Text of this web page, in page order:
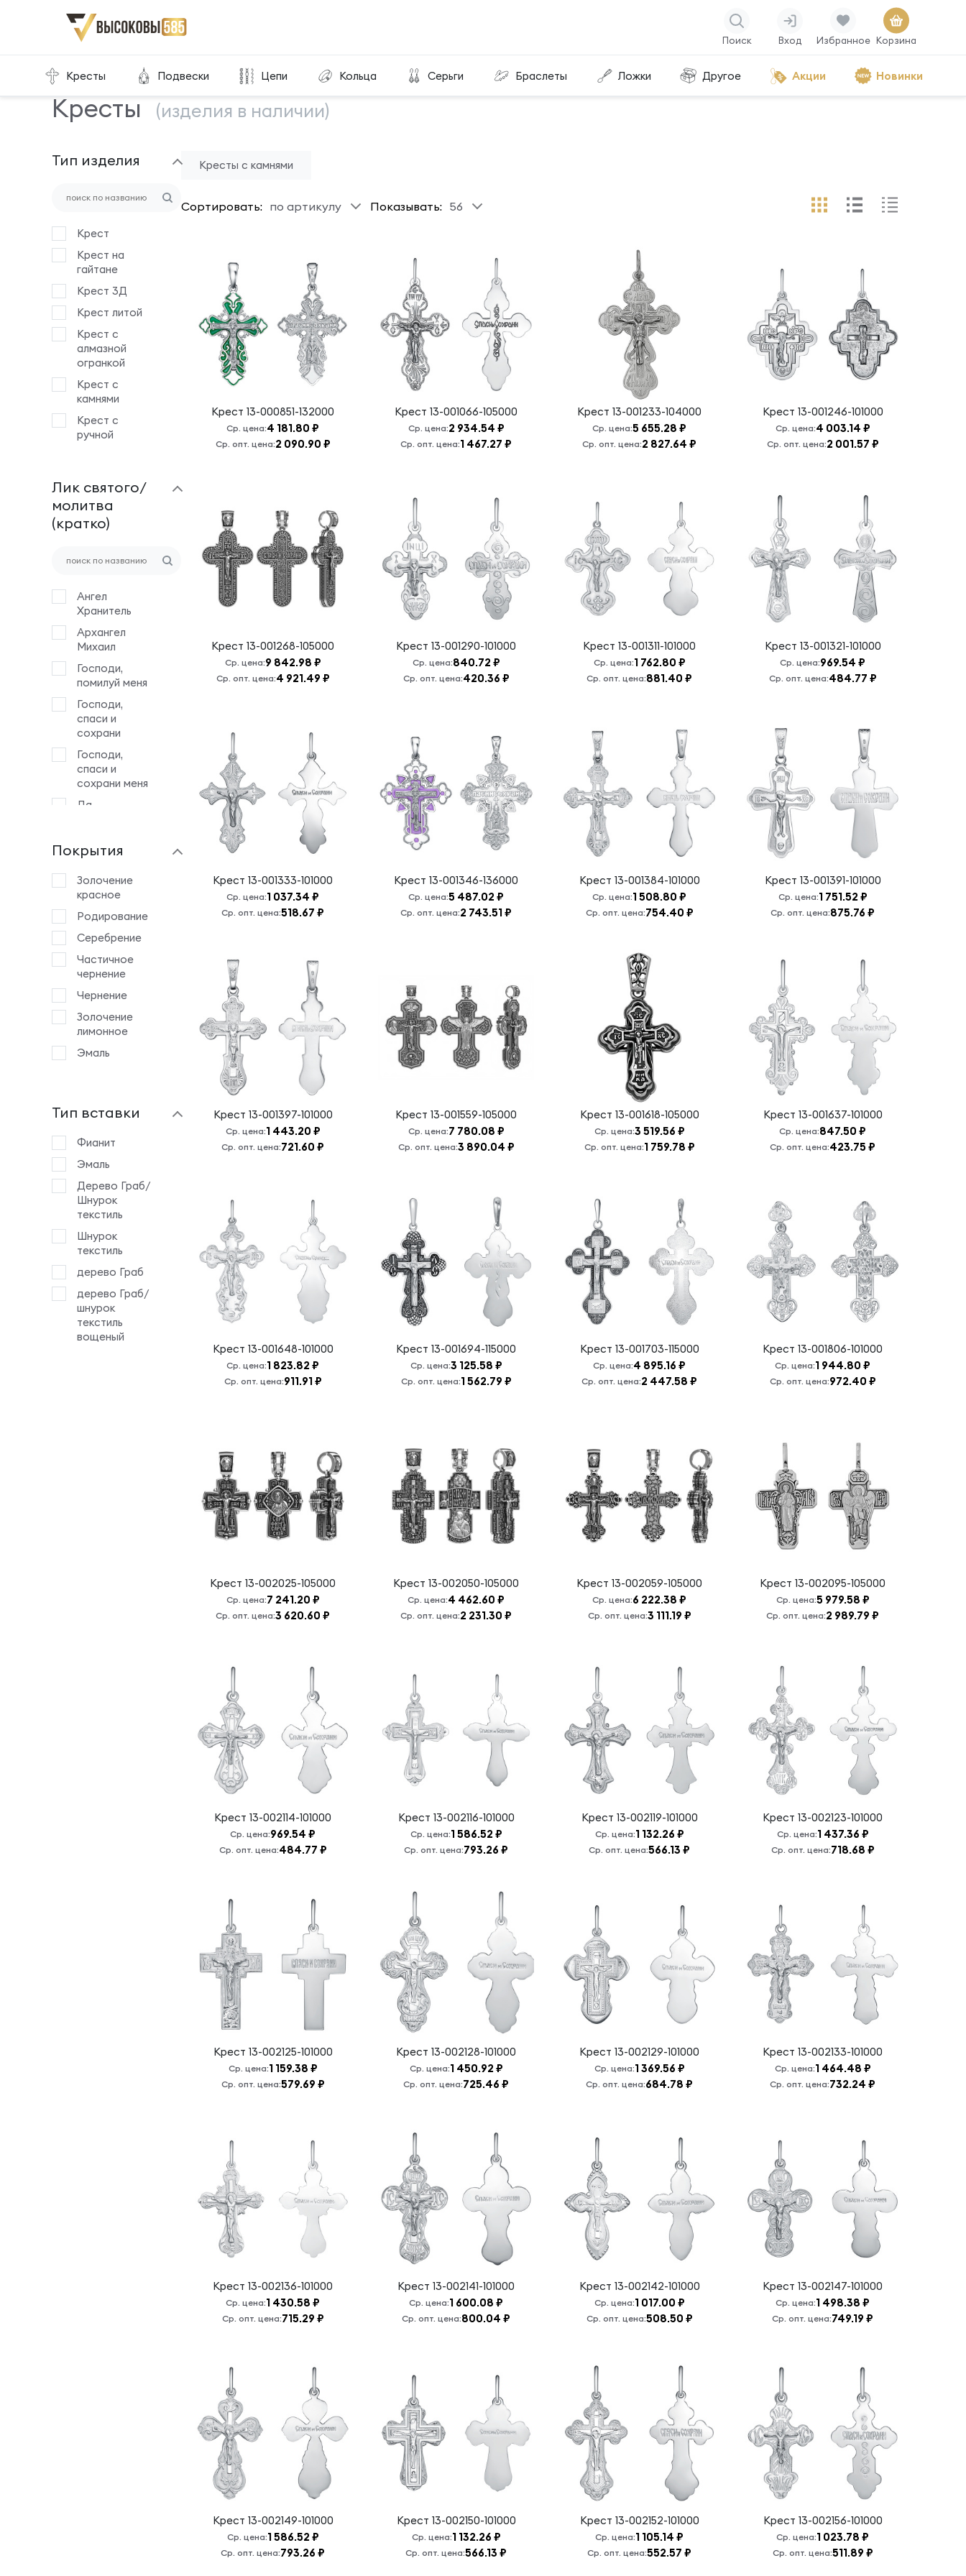
Поиск Вход Избранное Корзина
Кресты Подвески Цепи Кольца Серьги Браслеты Ложки Другое Акции Новинки
Главная Склад готовой продукции
Кресты (изделия в наличии)
Тип изделия
Крест
Крест на
гайтане
Крест 3Д
Крест литой
Крест с
алмазной
огранкой
Крест с
камнями
Крест с
ручной
эмалью
Крест
штампованный
крест на
Лик святого/
молитва
(кратко)
Ангел
Хранитель
Архангел
Михаил
Господи,
помилуй меня
Господи,
спаси и
сохрани
Господи,
спаси и
сохрани меня
Да
расточатся
врази Его
Животворящему
Кресту
Господню
Знамение Б.М.
Иоанн
Богослов
Казанская БМ
Крест 14:
Серафим
Ангел
Хранитель
Крест 4:
Животворящему
Кресту
Господню
Крест 7:
Животворящему
Кресту
Господню
Крест
хранитель
всея
Покрытия
Золочение
красное
Родирование
Серебрение
Частичное
чернение
Чернение
Золочение
лимонное
Эмаль
Тип вставки
Фианит
Эмаль
Дерево Граб/
Шнурок
текстиль
Шнурок
текстиль
дерево Граб
дерево Граб/
шнурок
текстиль
вощеный
Кресты с камнями
Сортировать: по артикулу Показывать: 56
Крест 13-000851-132000
Ср. цена:4 181.80 ₽
Ср. опт. цена:2 090.90 ₽
Крест 13-001066-105000
Ср. цена:2 934.54 ₽
Ср. опт. цена:1 467.27 ₽
Крест 13-001233-104000
Ср. цена:5 655.28 ₽
Ср. опт. цена:2 827.64 ₽
Крест 13-001246-101000
Ср. цена:4 003.14 ₽
Ср. опт. цена:2 001.57 ₽
Крест 13-001268-105000
Ср. цена:9 842.98 ₽
Ср. опт. цена:4 921.49 ₽
Крест 13-001290-101000
Ср. цена:840.72 ₽
Ср. опт. цена:420.36 ₽
Крест 13-001311-101000
Ср. цена:1 762.80 ₽
Ср. опт. цена:881.40 ₽
Крест 13-001321-101000
Ср. цена:969.54 ₽
Ср. опт. цена:484.77 ₽
Крест 13-001333-101000
Ср. цена:1 037.34 ₽
Ср. опт. цена:518.67 ₽
Крест 13-001346-136000
Ср. цена:5 487.02 ₽
Ср. опт. цена:2 743.51 ₽
Крест 13-001384-101000
Ср. цена:1 508.80 ₽
Ср. опт. цена:754.40 ₽
Крест 13-001391-101000
Ср. цена:1 751.52 ₽
Ср. опт. цена:875.76 ₽
Крест 13-001397-101000
Ср. цена:1 443.20 ₽
Ср. опт. цена:721.60 ₽
Крест 13-001559-105000
Ср. цена:7 780.08 ₽
Ср. опт. цена:3 890.04 ₽
Крест 13-001618-105000
Ср. цена:3 519.56 ₽
Ср. опт. цена:1 759.78 ₽
Крест 13-001637-101000
Ср. цена:847.50 ₽
Ср. опт. цена:423.75 ₽
Крест 13-001648-101000
Ср. цена:1 823.82 ₽
Ср. опт. цена:911.91 ₽
Крест 13-001694-115000
Ср. цена:3 125.58 ₽
Ср. опт. цена:1 562.79 ₽
Крест 13-001703-115000
Ср. цена:4 895.16 ₽
Ср. опт. цена:2 447.58 ₽
Крест 13-001806-101000
Ср. цена:1 944.80 ₽
Ср. опт. цена:972.40 ₽
Крест 13-002025-105000
Ср. цена:7 241.20 ₽
Ср. опт. цена:3 620.60 ₽
Крест 13-002050-105000
Ср. цена:4 462.60 ₽
Ср. опт. цена:2 231.30 ₽
Крест 13-002059-105000
Ср. цена:6 222.38 ₽
Ср. опт. цена:3 111.19 ₽
Крест 13-002095-105000
Ср. цена:5 979.58 ₽
Ср. опт. цена:2 989.79 ₽
Крест 13-002114-101000
Ср. цена:969.54 ₽
Ср. опт. цена:484.77 ₽
Крест 13-002116-101000
Ср. цена:1 586.52 ₽
Ср. опт. цена:793.26 ₽
Крест 13-002119-101000
Ср. цена:1 132.26 ₽
Ср. опт. цена:566.13 ₽
Крест 13-002123-101000
Ср. цена:1 437.36 ₽
Ср. опт. цена:718.68 ₽
Крест 13-002125-101000
Ср. цена:1 159.38 ₽
Ср. опт. цена:579.69 ₽
Крест 13-002128-101000
Ср. цена:1 450.92 ₽
Ср. опт. цена:725.46 ₽
Крест 13-002129-101000
Ср. цена:1 369.56 ₽
Ср. опт. цена:684.78 ₽
Крест 13-002133-101000
Ср. цена:1 464.48 ₽
Ср. опт. цена:732.24 ₽
Крест 13-002136-101000
Ср. цена:1 430.58 ₽
Ср. опт. цена:715.29 ₽
Крест 13-002141-101000
Ср. цена:1 600.08 ₽
Ср. опт. цена:800.04 ₽
Крест 13-002142-101000
Ср. цена:1 017.00 ₽
Ср. опт. цена:508.50 ₽
Крест 13-002147-101000
Ср. цена:1 498.38 ₽
Ср. опт. цена:749.19 ₽
Крест 13-002149-101000
Ср. цена:1 586.52 ₽
Ср. опт. цена:793.26 ₽
Крест 13-002150-101000
Ср. цена:1 132.26 ₽
Ср. опт. цена:566.13 ₽
Крест 13-002152-101000
Ср. цена:1 105.14 ₽
Ср. опт. цена:552.57 ₽
Крест 13-002156-101000
Ср. цена:1 023.78 ₽
Ср. опт. цена:511.89 ₽